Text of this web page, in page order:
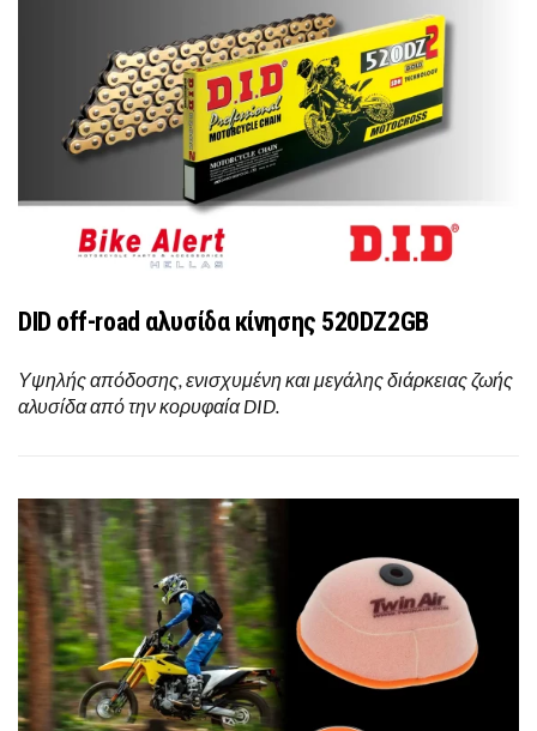
DID off-road αλυσίδα κίνησης 520DZ2GB
Υψηλής απόδοσης, ενισχυμένη και μεγάλης διάρκειας ζωής
αλυσίδα από την κορυφαία DID.